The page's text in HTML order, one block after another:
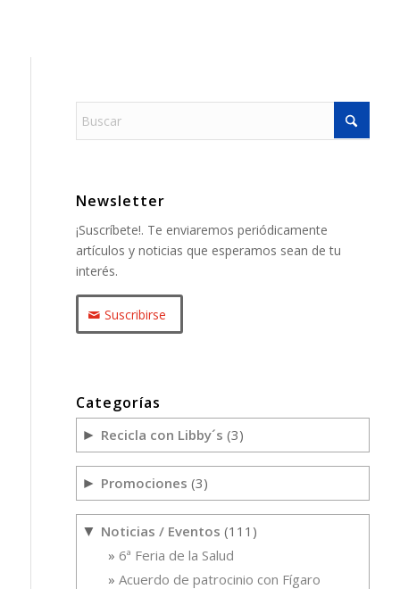
Newsletter
¡Suscríbete!. Te enviaremos periódicamente
artículos y noticias que esperamos sean de tu
interés.
Suscribirse
Categorías
► Recicla con Libby´s (3)
► Promociones (3)
▼ Noticias / Eventos (111)
6ª Feria de la Salud
Acuerdo de patrocinio con Fígaro